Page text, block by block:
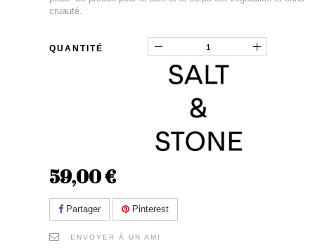
cruauté.
QUANTITÉ
59,00 €
Partager Pinterest
ENVOYER À UN AMI